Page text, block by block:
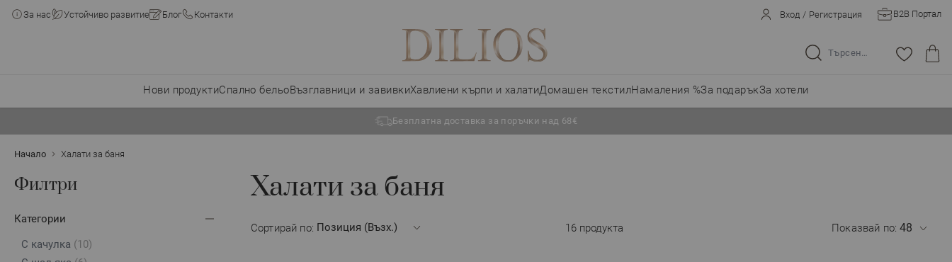
За нас Устойчиво развитие Блог Контакти Вход / Регистрация B2B Портал
Търсене в целия магазин...
Нови продуктиСпално бельоВъзглавници и завивкиХавлиени кърпи и халатиДомашен текстилНамаления %За подаръкЗа хотели
Безплатна доставка за поръчки над 68€
Начало Халати за баня
Филтри
Категории
С качулка (10)
Халати за баня
Сортирай по: 16 продукта Показвай по: